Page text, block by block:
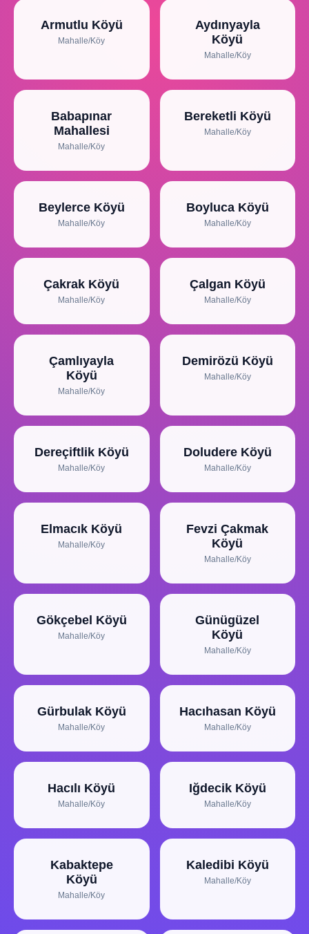
Armutlu Köyü
Mahalle/Köy
Aydınyayla
Köyü
Mahalle/Köy
Babapınar
Mahallesi
Mahalle/Köy
Bereketli Köyü
Mahalle/Köy
Beylerce Köyü
Mahalle/Köy
Boyluca Köyü
Mahalle/Köy
Çakrak Köyü
Mahalle/Köy
Çalgan Köyü
Mahalle/Köy
Çamlıyayla
Köyü
Mahalle/Köy
Demirözü Köyü
Mahalle/Köy
Dereçiftlik Köyü
Mahalle/Köy
Doludere Köyü
Mahalle/Köy
Elmacık Köyü
Mahalle/Köy
Fevzi Çakmak
Köyü
Mahalle/Köy
Gökçebel Köyü
Mahalle/Köy
Günügüzel
Köyü
Mahalle/Köy
Gürbulak Köyü
Mahalle/Köy
Hacıhasan Köyü
Mahalle/Köy
Hacılı Köyü
Mahalle/Köy
Iğdecik Köyü
Mahalle/Köy
Kabaktepe
Köyü
Mahalle/Köy
Kaledibi Köyü
Mahalle/Köy